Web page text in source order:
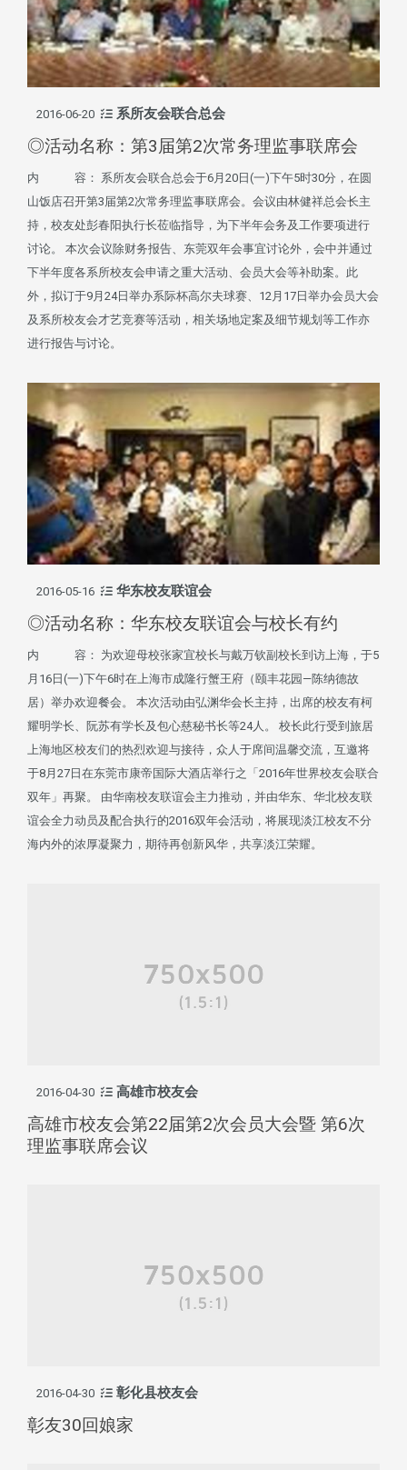
2016-06-20 系所友会联合总会
◎活动名称：第3届第2次常务理监事联席会
内 容： 系所友会联合总会于6月20日(一)下午5时30分，在圆
山饭店召开第3届第2次常务理监事联席会。会议由林健祥总会长主
持，校友处彭春阳执行长莅临指导，为下半年会务及工作要项进行
讨论。 本次会议除财务报告、东莞双年会事宜讨论外，会中并通过
下半年度各系所校友会申请之重大活动、会员大会等补助案。此
外，拟订于9月24日举办系际杯高尔夫球赛、12月17日举办会员大会
及系所校友会才艺竞赛等活动，相关场地定案及细节规划等工作亦
进行报告与讨论。
2016-05-16 华东校友联谊会
◎活动名称：华东校友联谊会与校长有约
内 容： 为欢迎母校张家宜校长与戴万钦副校长到访上海，于5
月16日(一)下午6时在上海市成隆行蟹王府（颐丰花园—陈纳德故
居）举办欢迎餐会。 本次活动由弘渊华会长主持，出席的校友有柯
耀明学长、阮苏有学长及包心慈秘书长等24人。 校长此行受到旅居
上海地区校友们的热烈欢迎与接待，众人于席间温馨交流，互邀将
于8月27日在东莞市康帝国际大酒店举行之「2016年世界校友会联合
双年」再聚。 由华南校友联谊会主力推动，并由华东、华北校友联
谊会全力动员及配合执行的2016双年会活动，将展现淡江校友不分
海内外的浓厚凝聚力，期待再创新风华，共享淡江荣耀。
2016-04-30 高雄市校友会
高雄市校友会第22届第2次会员大会暨 第6次
理监事联席会议
2016-04-30 彰化县校友会
彰友30回娘家